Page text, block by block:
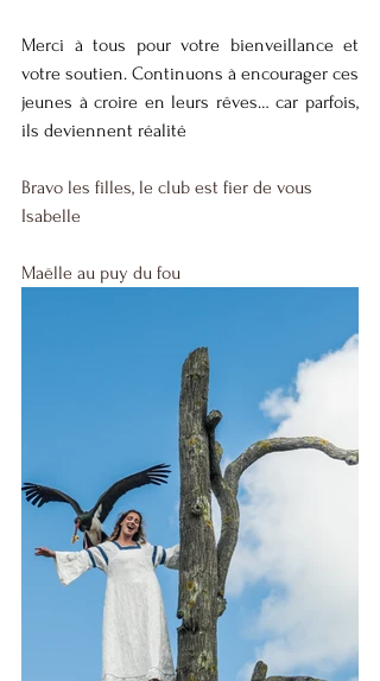
Merci à tous pour votre bienveillance et
votre soutien. Continuons à encourager ces
jeunes à croire en leurs rêves… car parfois,
ils deviennent réalité
Bravo les filles, le club est fier de vous
Isabelle
Maëlle au puy du fou